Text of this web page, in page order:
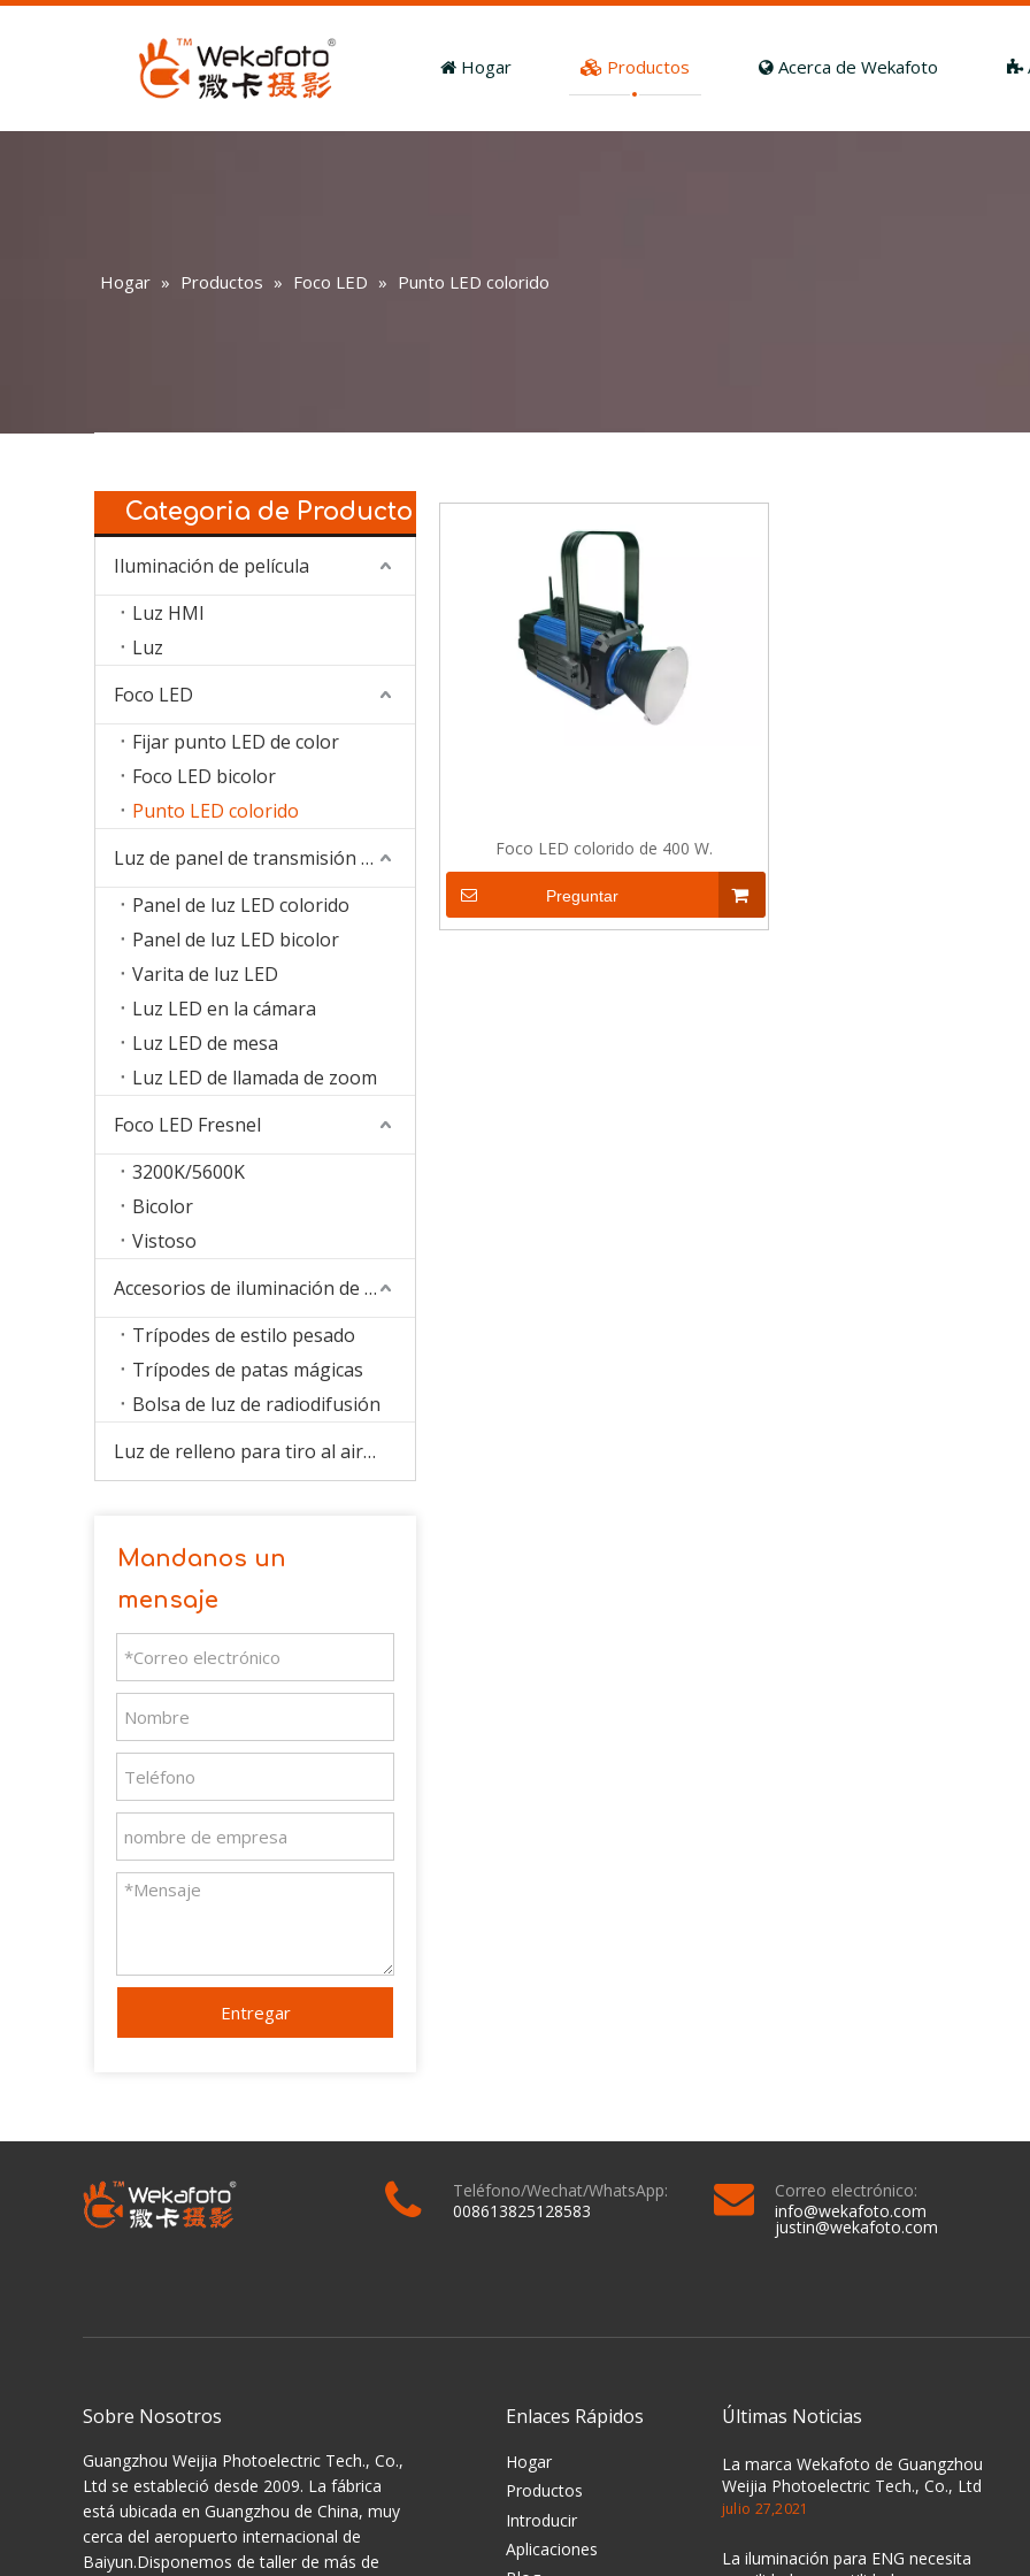
Hogar Productos Acerca de Wekafoto
Hogar » Productos » Foco LED » Punto LED colorido
Categoria de Producto
Iluminación de película
Luz HMI
Luz
Foco LED
Fijar punto LED de color
Foco LED bicolor
Punto LED colorido
Luz de panel de transmisión LED
Panel de luz LED colorido
Panel de luz LED bicolor
Varita de luz LED
Luz LED en la cámara
Luz LED de mesa
Luz LED de llamada de zoom
Foco LED Fresnel
3200K/5600K
Bicolor
Vistoso
Accesorios de iluminación de estudio
Trípodes de estilo pesado
Trípodes de patas mágicas
Bolsa de luz de radiodifusión
Luz de relleno para tiro al aire libre
Mandanos un
mensaje
Entregar
Foco LED colorido de 400 W.
Preguntar
Teléfono/Wechat/WhatsApp:
008613825128583
Correo electrónico:
info@wekafoto.com
justin@wekafoto.com
Sobre Nosotros
Guangzhou Weijia Photoelectric Tech., Co.,
Ltd se estableció desde 2009. La fábrica
está ubicada en Guangzhou de China, muy
cerca del aeropuerto internacional de
Baiyun.Disponemos de taller de más de
Enlaces Rápidos
Hogar
Productos
Introducir
Aplicaciones
Últimas Noticias
La marca Wekafoto de Guangzhou
Weijia Photoelectric Tech., Co., Ltd
julio 27,2021
La iluminación para ENG necesita